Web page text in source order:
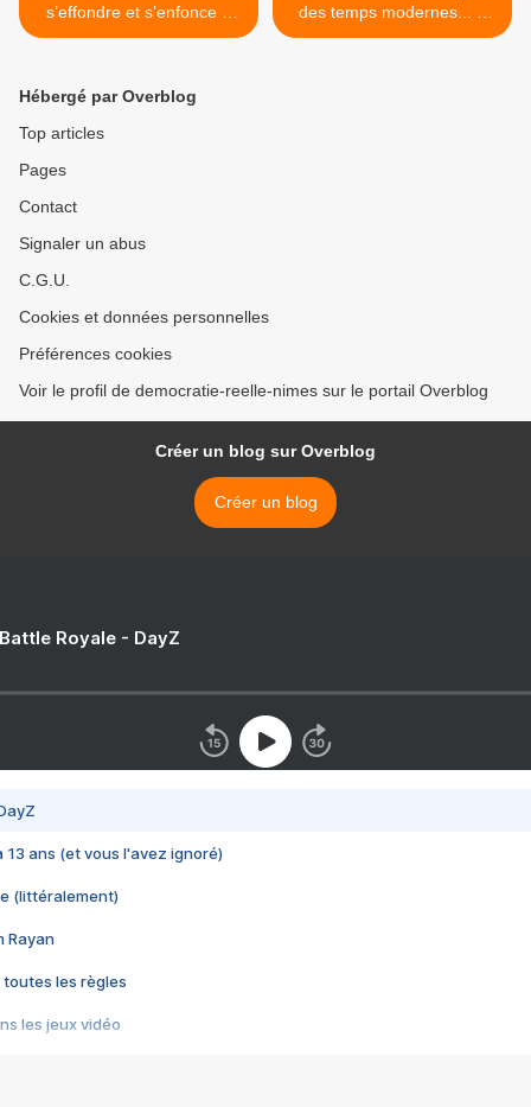
s’effondre et s’enfonce à
cause du dernier typhon /
des temps modernes... à
Aurillac, 2013 >
Hébergé par Overblog
Top articles
Pages
Contact
Signaler un abus
C.G.U.
Cookies et données personnelles
Préférences cookies
Voir le profil de democratie-reelle-nimes sur le portail Overblog
Créer un blog sur Overblog
Créer un blog
Royale - DayZ
13 ans (et vous l'avez ignoré)
(littéralement)
Rayan
toutes les règles
les jeux vidéo